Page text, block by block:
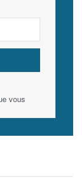
vous